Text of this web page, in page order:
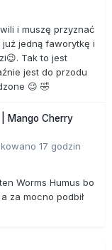
i muszę przyznać
jedną faworytkę i
Tak to jest
jest do przodu
😉 🤣
Mango Cherry
17 godzin
Worms Humus bo
za mocno podbił